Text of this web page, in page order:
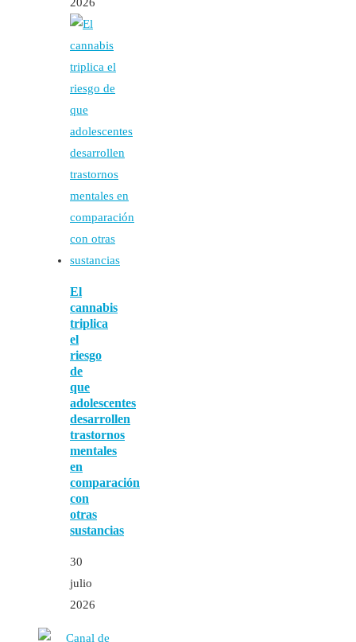
El
cannabis
triplica
el
riesgo
de
que
adolescentes
desarrollen
trastornos
mentales
en
comparación
con
otras
sustancias
30
julio
2026